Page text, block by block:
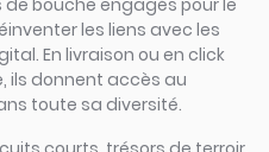
bouche engagés pour le
les liens avec les
En livraison ou en click
ils donnent accès au
toute sa diversité.